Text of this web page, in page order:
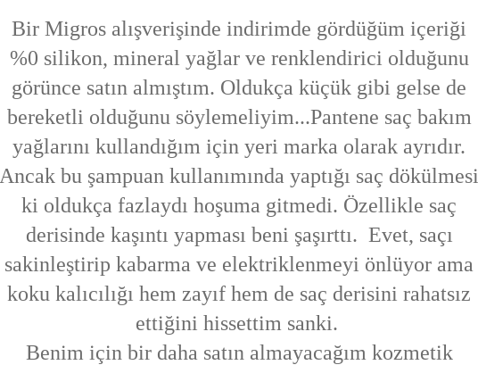
Bir Migros alışverişinde indirimde gördüğüm içeriği
%0 silikon, mineral yağlar ve renklendirici olduğunu
görünce satın almıştım. Oldukça küçük gibi gelse de
bereketli olduğunu söylemeliyim...Pantene saç bakım
yağlarını kullandığım için yeri marka olarak ayrıdır.
Ancak bu şampuan kullanımında yaptığı saç dökülmesi
ki oldukça fazlaydı hoşuma gitmedi. Özellikle saç
derisinde kaşıntı yapması beni şaşırttı. Evet, saçı
sakinleştirip kabarma ve elektriklenmeyi önlüyor ama
koku kalıcılığı hem zayıf hem de saç derisini rahatsız
ettiğini hissettim sanki.
Benim için bir daha satın almayacağım kozmetik